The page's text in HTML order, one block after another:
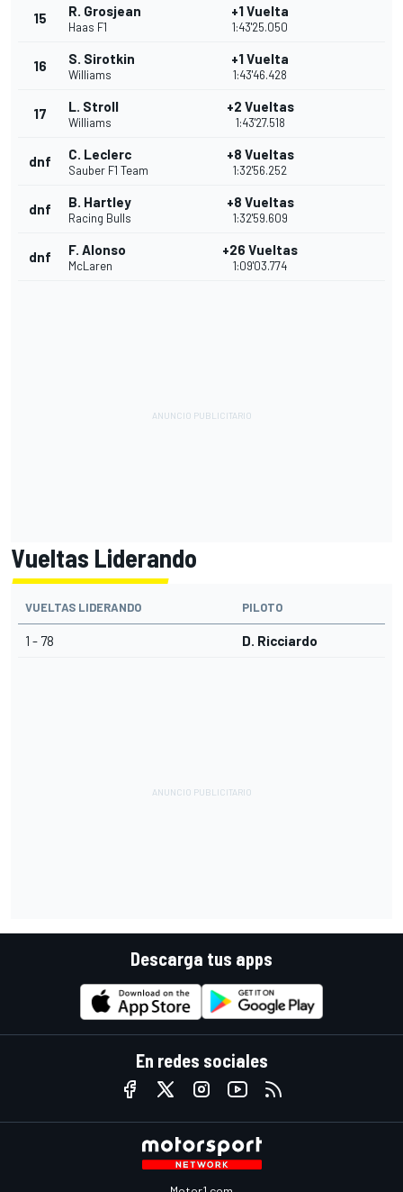
15 R. Grosjean
Haas F1
+1 Vuelta
1:43'25.050
16 S. Sirotkin
Williams
+1 Vuelta
1:43'46.428
17 L. Stroll
Williams
+2 Vueltas
1:43'27.518
dnf C. Leclerc
Sauber F1 Team
+8 Vueltas
1:32'56.252
dnf B. Hartley
Racing Bulls
+8 Vueltas
1:32'59.609
dnf F. Alonso
McLaren
+26 Vueltas
1:09'03.774
Vueltas Liderando
VUELTAS LIDERANDO PILOTO
1 - 78 D. Ricciardo
Descarga tus apps
En redes sociales